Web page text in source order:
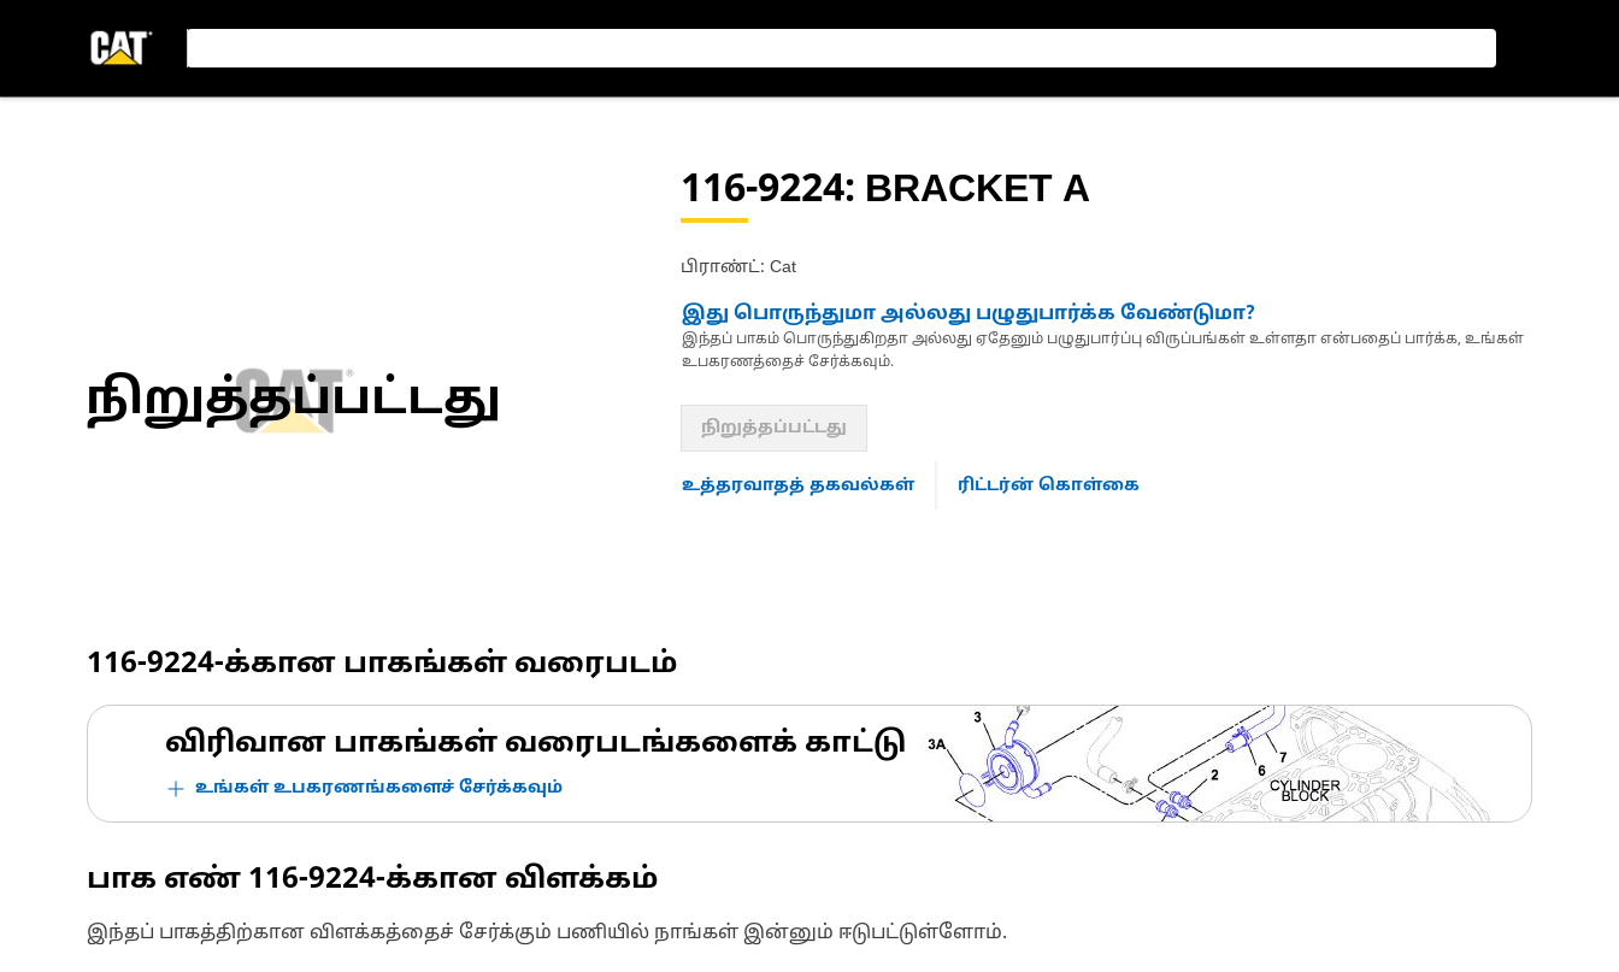
நிறுத்தப்பட்டது
116-9224: BRACKET A
பிராண்ட்: Cat
இது பொருந்துமா அல்லது பழுதுபார்க்க வேண்டுமா?
இந்தப் பாகம் பொருந்துகிறதா அல்லது ஏதேனும் பழுதுபார்ப்பு விருப்பங்கள் உள்ளதா என்பதைப் பார்க்க, உங்கள்
உபகரணத்தைச் சேர்க்கவும்.
நிறுத்தப்பட்டது
உத்தரவாதத் தகவல்கள் ரிட்டர்ன் கொள்கை
116-9224-க்கான பாகங்கள் வரைபடம்
விரிவான பாகங்கள் வரைபடங்களைக் காட்டு
உங்கள் உபகரணங்களைச் சேர்க்கவும்
பாக எண் 116-9224-க்கான விளக்கம்
இந்தப் பாகத்திற்கான விளக்கத்தைச் சேர்க்கும் பணியில் நாங்கள் இன்னும் ஈடுபட்டுள்ளோம்.